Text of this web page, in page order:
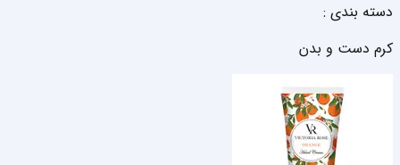
دسته بندی :
کرم دست و بدن